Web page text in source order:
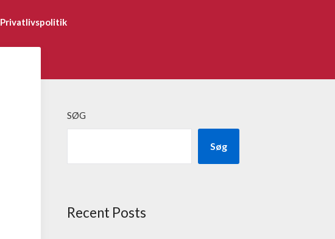
Privatlivspolitik
SØG
Søg
Recent Posts